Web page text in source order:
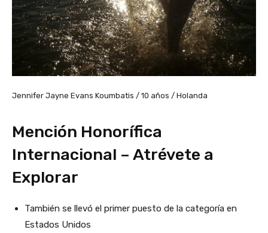
Jennifer Jayne Evans Koumbatis / 10 años / Holanda
Mención Honorífica
Internacional – Atrévete a
Explorar
También se llevó el primer puesto de la categoría en
Estados Unidos